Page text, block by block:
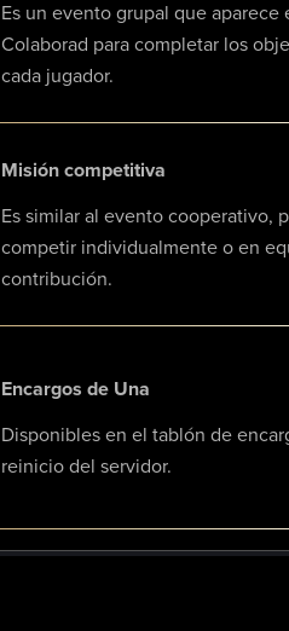
Es un evento grupal que aparece
Colaborad para completar los
cada jugador.
Misión competitiva
Es similar al evento cooperativo,
competir individualmente o en
contribución.
Encargos de Una
Disponibles en el tablón de
reinicio del servidor.